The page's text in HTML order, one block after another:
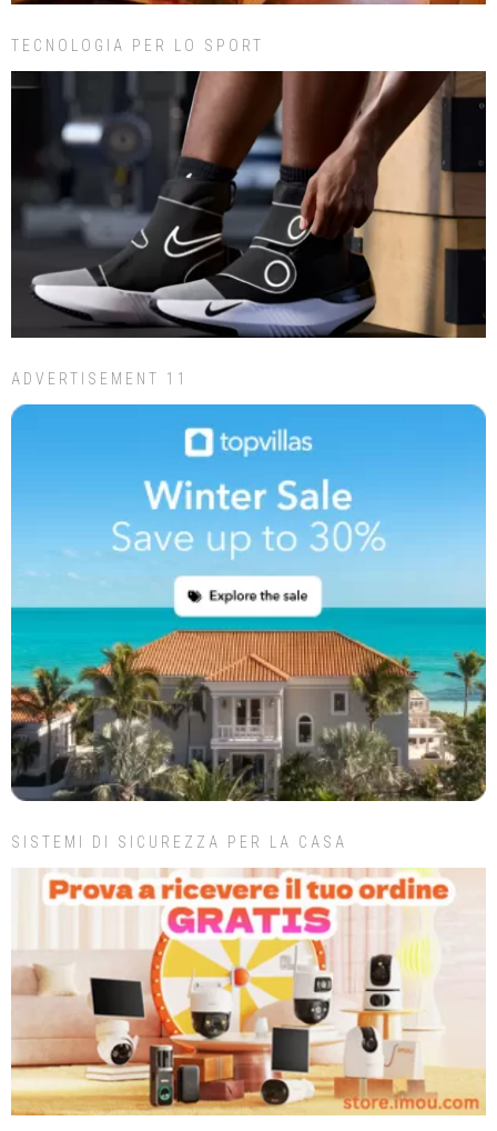
TECNOLOGIA PER LO SPORT
ADVERTISEMENT 11
SISTEMI DI SICUREZZA PER LA CASA